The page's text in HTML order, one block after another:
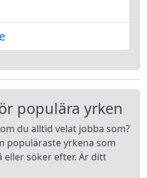
populära yrken
du alltid velat jobba som?
populäraste yrkena som
söker efter. Är ditt